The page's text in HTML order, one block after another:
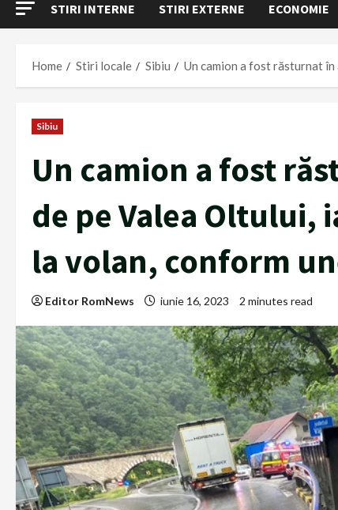
STIRI INTERNE STIRI EXTERNE ECONOMIE
Home Stiri locale Sibiu Un camion a fost răsturnat
Sibiu
Un camion a fost
de pe Valea Oltului,
la volan, conform
Editor RomNews iunie 16, 2023 2 minutes read